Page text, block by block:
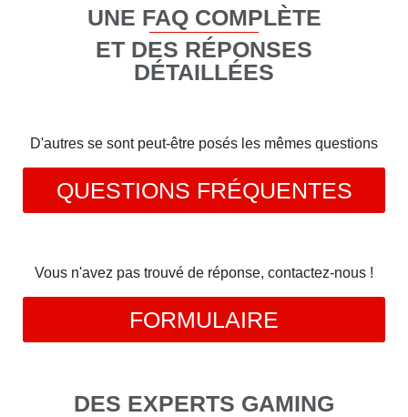
UNE FAQ COMPLÈTE
ET DES RÉPONSES
DÉTAILLÉES
D'autres se sont peut-être posés les mêmes questions
QUESTIONS FRÉQUENTES
Vous n'avez pas trouvé de réponse, contactez-nous !
FORMULAIRE
DES EXPERTS GAMING